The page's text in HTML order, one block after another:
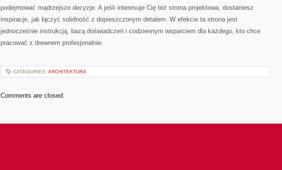
podejmować mądrzejsze decyzje. A jeśli interesuje Cię też strona projektowa, dostaniesz
inspiracje, jak łączyć solidność z dopieszczonym detalem. W efekcie ta strona jest
jednocześnie instrukcją, bazą doświadczeń i codziennym wsparciem dla każdego, kto chce
pracować z drewnem profesjonalnie.
CATEGORIES: ARCHITEKTURA
Comments are closed.